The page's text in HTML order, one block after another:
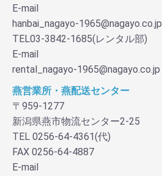
E-mail
hanbai_nagayo-1965@nagayo.co.jp
TEL03-3842-1685(レンタル部)
E-mail
rental_nagayo-1965@nagayo.co.jp
燕営業所・燕配送センター
〒959-1277
新潟県燕市物流センター2-25
TEL 0256-64-4361(代)
FAX 0256-64-4887
E-mail